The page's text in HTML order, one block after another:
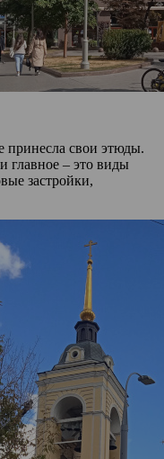
принесла свои этюды.
главное – это виды
застройки,